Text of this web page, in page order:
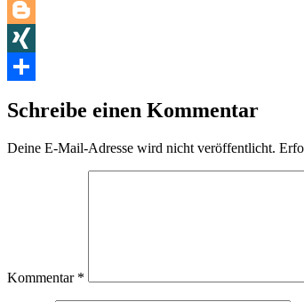
LinkedIn
Blogger
XING
Schreibe einen Kommentar
Deine E-Mail-Adresse wird nicht veröffentlicht.
Kommentar *